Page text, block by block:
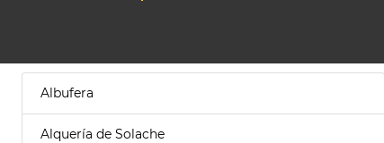
Albufera
Alquería de Solache